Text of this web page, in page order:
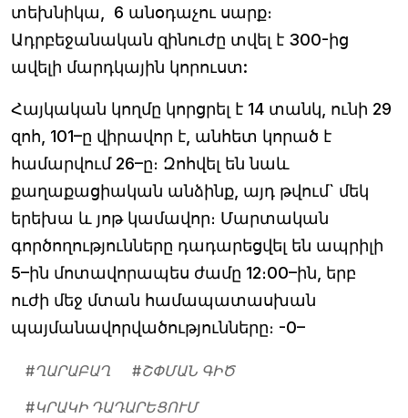
տեխնիկա, 6 անօդաչու սարք։
Ադրբեջանական զինուժը տվել է 300-ից
ավելի մարդկային կորուստ:
Հայկական կողմը կորցրել է 14 տանկ, ունի 29
զոհ, 101–ը վիրավոր է, անհետ կորած է
համարվում 26–ը։ Զոհվել են նաև
քաղաքացիական անձինք, այդ թվում` մեկ
երեխա և յոթ կամավոր։ Մարտական
գործողությունները դադարեցվել են ապրիլի
5–ին մոտավորապես ժամը 12։00–ին, երբ
ուժի մեջ մտան համապատասխան
պայմանավորվածությունները։ -0–
#ՂԱՐԱԲԱՂ #ՇՓՄԱՆ ԳԻԾ
#ԿՐԱԿԻ ԴԱԴԱՐԵՑՈՒՄ